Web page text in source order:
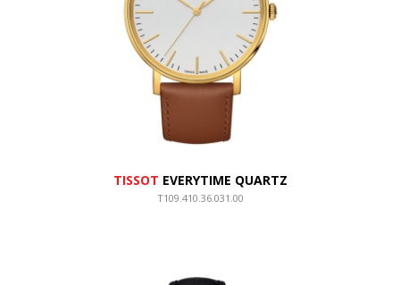
TISSOT EVERYTIME QUARTZ
T109.410.36.031.00